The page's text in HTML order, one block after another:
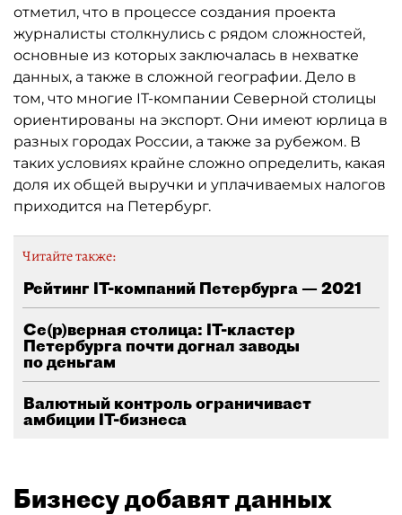
отметил, что в процессе создания проекта
журналисты столкнулись с рядом сложностей,
основные из которых заключалась в нехватке
данных, а также в сложной географии. Дело в
том, что многие IT-компании Северной столицы
ориентированы на экспорт. Они имеют юрлица в
разных городах России, а также за рубежом. В
таких условиях крайне сложно определить, какая
доля их общей выручки и уплачиваемых налогов
приходится на Петербург.
Читайте также:
Рейтинг IT-компаний Петербурга — 2021
Се(р)верная столица: IT-кластер
Петербурга почти догнал заводы
по деньгам
Валютный контроль ограничивает
амбиции IT-бизнеса
Бизнесу добавят данных